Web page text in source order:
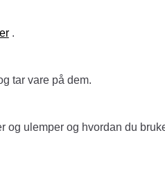
.
tar vare på dem.
og ulemper og hvordan du